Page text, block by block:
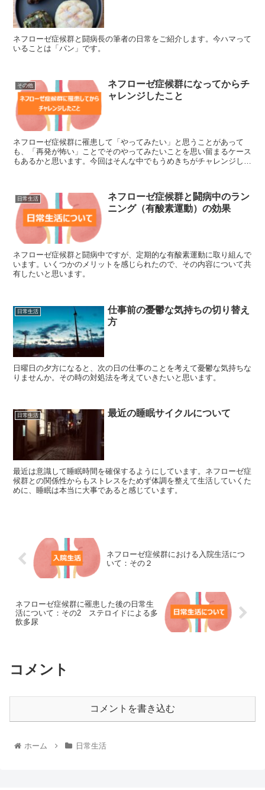
ネフローゼ症候群と闘病長の筆者の日常をご紹介します。今ハマって
いることは「パン」です。
その他
ネフローゼ症候群になってからチ
ャレンジしたこと
ネフローゼ症候群に罹患して「やってみたい」と思うことがあって
も、「再発が怖い」ことでそのやってみたいことを思い留まるケース
もあるかと思います。今回はそんな中でもうめきちがチャレンジして
日常生活
ネフローゼ症候群と闘病中のラン
ニング（有酸素運動）の効果
ネフローゼ症候群と闘病中ですが、定期的な有酸素運動に取り組んで
います。いくつかのメリットを感じられたので、その内容について共
有したいと思います。
日常生活
仕事前の憂鬱な気持ちの切り替え
方
日曜日の夕方になると、次の日の仕事のことを考えて憂鬱な気持ちな
りませんか。その時の対処法を考えていきたいと思います。
日常生活 最近の睡眠サイクルについて
最近は意識して睡眠時間を確保するようにしています。ネフローゼ症
候群との関係性からもストレスをためず体調を整えて生活していくた
めに、睡眠は本当に大事であると感じています。
ネフローゼ症候群における入院生活につ
いて：その２
ネフローゼ症候群に罹患した後の日常生
活について：その2 ステロイドによる多
飲多尿
コメント
コメントを書き込む
ホーム 日常生活